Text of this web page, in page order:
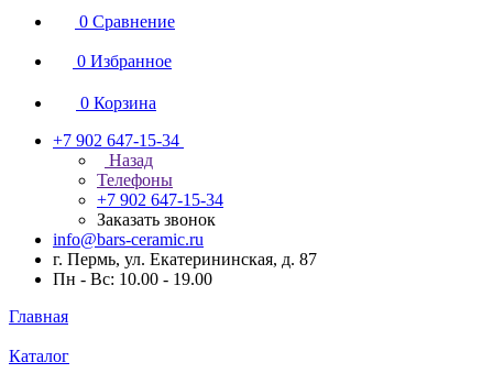
0 Сравнение
0 Избранное
0 Корзина
+7 902 647-15-34
Назад
Телефоны
+7 902 647-15-34
Заказать звонок
info@bars-ceramic.ru
г. Пермь, ул. Екатерининская, д. 87
Пн - Вс: 10.00 - 19.00
Главная
Каталог